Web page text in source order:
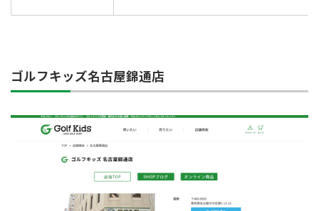
ゴルフキッズ名古屋錦通店